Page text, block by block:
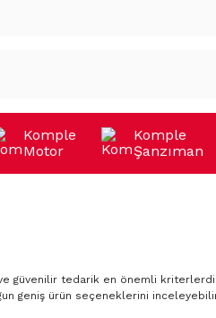
Komple
Motor
Komple
Şanzıman
güvenilir tedarik en önemli
geniş ürün seçeneklerini